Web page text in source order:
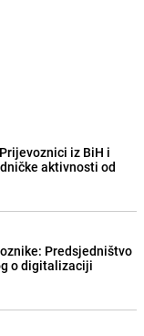
iz BiH i
aktivnosti od
Predsjedništvo
o digitalizaciji